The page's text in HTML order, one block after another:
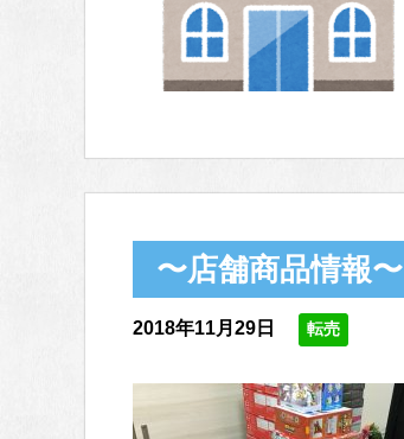
〜店舗商品情報〜
2018年11月29日 転売